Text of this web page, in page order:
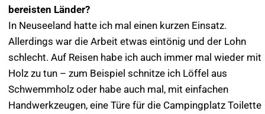
bereisten Länder?
In Neuseeland hatte ich mal einen kurzen Einsatz.
Allerdings war die Arbeit etwas eintönig und der Lohn
schlecht. Auf Reisen habe ich auch immer mal wieder mit
Holz zu tun – zum Beispiel schnitze ich Löffel aus
Schwemmholz oder habe auch mal, mit einfachen
Handwerkzeugen, eine Türe für die Campingplatz Toilette